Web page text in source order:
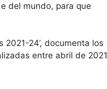
del mundo, para que
24’, documenta los
entre abril de 2021